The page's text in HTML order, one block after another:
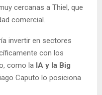
cercanas a Thiel, que
comercial.
invertir en sectores
con los
como la IA y la Big
Caputo lo posiciona